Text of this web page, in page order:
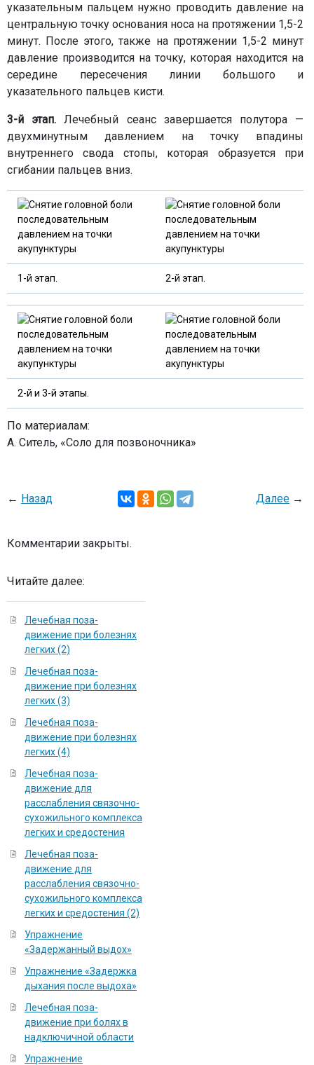
указательным пальцем нужно проводить давление на
центральную точку основания носа на протяжении 1,5-2
минут. После этого, также на протяжении 1,5-2 минут
давление производится на точку, которая находится на
середине пересечения линии большого и
указательного пальцев кисти.
3-й этап. Лечебный сеанс завершается полутора —
двухминутным давлением на точку впадины
внутреннего свода стопы, которая образуется при
сгибании пальцев вниз.
1-й этап. 2-й этап.
2-й и 3-й этапы.
По материалам:
А. Ситель, «Соло для позвоночника»
← Назад Далее →
Комментарии закрыты.
Читайте далее:
Лечебная поза-
движение при болезнях
легких (2)
Лечебная поза-
движение при болезнях
легких (3)
Лечебная поза-
движение при болезнях
легких (4)
Лечебная поза-
движение для
расслабления связочно-
сухожильного комплекса
легких и средостения
Лечебная поза-
движение для
расслабления связочно-
сухожильного комплекса
легких и средостения (2)
Упражнение
«Задержанный выдох»
Упражнение «Задержка
дыхания после выдоха»
Лечебная поза-
движение при болях в
надключичной области
Упражнение